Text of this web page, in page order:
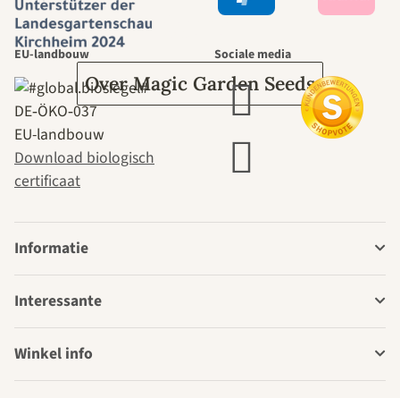
tuin.
Over Magic Garden Seeds
EU-landbouw
DE‑ÖKO‑037
EU-landbouw
Download biologisch
certificaat
Sociale media
Informatie
Interessante
Winkel info